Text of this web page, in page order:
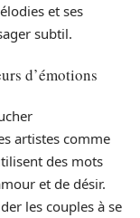
et ses
subtil.
d’émotions
artistes comme
des mots
et de désir.
les couples à se